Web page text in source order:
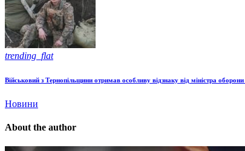
trending_flat
Військовий з Тернопільщини отримав особливу відзнаку від міністра
Новини
About the author